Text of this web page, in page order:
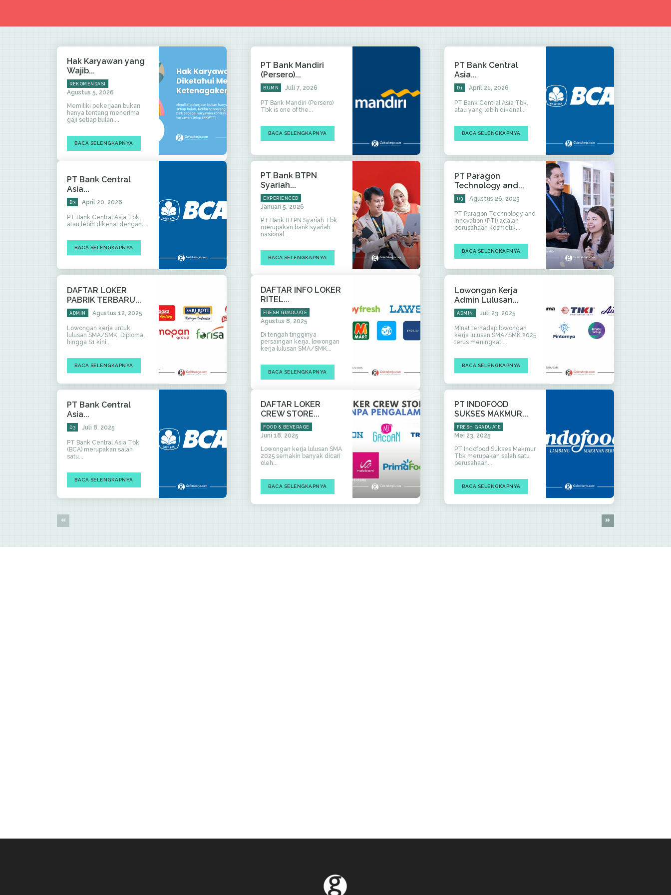
Hak Karyawan yang
Wajib...
REKOMENDASI
Agustus 5, 2026
Memiliki pekerjaan bukan
hanya tentang menerima
gaji setiap bulan....
BACA SELENGKAPNYA
PT Bank Mandiri
(Persero)...
BUMN Juli 7, 2026
PT Bank Mandiri (Persero)
Tbk is one of the...
BACA SELENGKAPNYA
PT Bank Central
Asia...
D1 April 21, 2026
PT Bank Central Asia Tbk,
atau yang lebih dikenal...
BACA SELENGKAPNYA
PT Bank Central
Asia...
D3 April 20, 2026
PT Bank Central Asia Tbk,
atau lebih dikenal dengan...
BACA SELENGKAPNYA
PT Bank BTPN
Syariah...
EXPERIENCED
Januari 5, 2026
PT Bank BTPN Syariah Tbk
merupakan bank syariah
nasional...
BACA SELENGKAPNYA
PT Paragon
Technology and...
D3 Agustus 26, 2025
PT Paragon Technology and
Innovation (PTI) adalah
perusahaan kosmetik...
BACA SELENGKAPNYA
DAFTAR LOKER
PABRIK TERBARU...
ADMIN Agustus 12, 2025
Lowongan kerja untuk
lulusan SMA/SMK, Diploma,
hingga S1 kini...
BACA SELENGKAPNYA
DAFTAR INFO LOKER
RITEL...
FRESH GRADUATE
Agustus 8, 2025
Di tengah tingginya
persaingan kerja, lowongan
kerja lulusan SMA/SMK...
BACA SELENGKAPNYA
Lowongan Kerja
Admin Lulusan...
ADMIN Juli 23, 2025
Minat terhadap lowongan
kerja lulusan SMA/SMK 2025
terus meningkat,...
BACA SELENGKAPNYA
PT Bank Central
Asia...
D3 Juli 8, 2025
PT Bank Central Asia Tbk
(BCA) merupakan salah
satu...
BACA SELENGKAPNYA
DAFTAR LOKER
CREW STORE...
FOOD & BEVERAGE
Juni 18, 2025
Lowongan kerja lulusan SMA
2025 semakin banyak dicari
oleh...
BACA SELENGKAPNYA
PT INDOFOOD
SUKSES MAKMUR...
FRESH GRADUATE
Mei 23, 2025
PT Indofood Sukses Makmur
Tbk merupakan salah satu
perusahaan...
BACA SELENGKAPNYA